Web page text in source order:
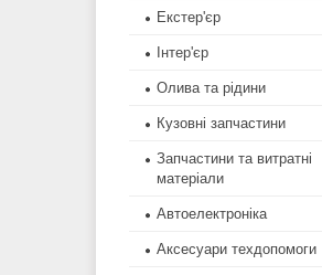
Екстер'єр
Інтер'єр
Олива та рідини
Кузовні запчастини
Запчастини та витратні
матеріали
Автоелектроніка
Аксесуари техдопомоги